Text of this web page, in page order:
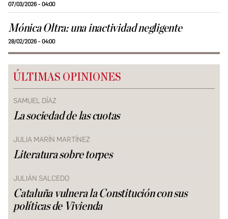
07/03/2026 - 04:00
Mónica Oltra: una inactividad negligente
28/02/2026 - 04:00
ÚLTIMAS OPINIONES
SAMUEL DÍAZ
La sociedad de las cuotas
JULIA MARÍN MARTÍNEZ
Literatura sobre torpes
JULIÁN SALCEDO
Cataluña vulnera la Constitución con sus
políticas de Vivienda